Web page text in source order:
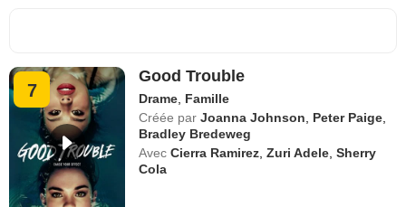
7
Good Trouble
Drame Famille
Créée par Joanna Johnson Peter Paige
Bradley Bredeweg
Avec Cierra Ramirez ,Zuri Adele ,Sherry
Cola